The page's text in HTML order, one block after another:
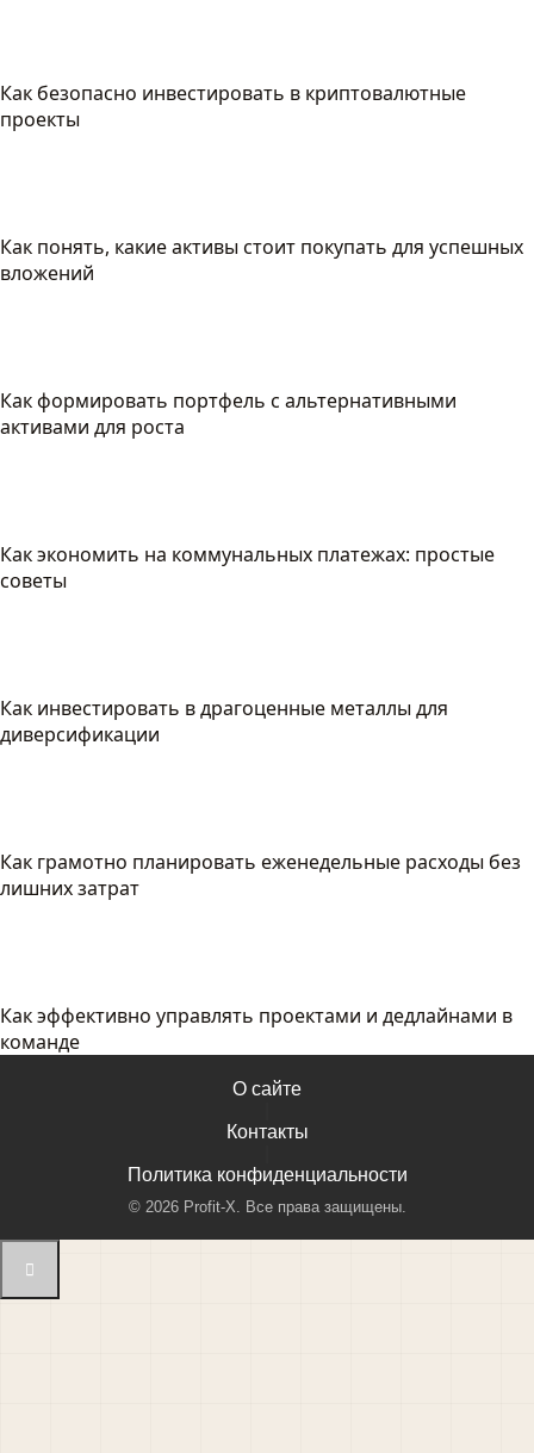
Как безопасно инвестировать в криптовалютные
проекты
Как понять, какие активы стоит покупать для успешных
вложений
Как формировать портфель с альтернативными
активами для роста
Как экономить на коммунальных платежах: простые
советы
Как инвестировать в драгоценные металлы для
диверсификации
Как грамотно планировать еженедельные расходы без
лишних затрат
Как эффективно управлять проектами и дедлайнами в
команде
О сайте
Контакты
Политика конфиденциальности
© 2026Profit-X. Все права защищены.